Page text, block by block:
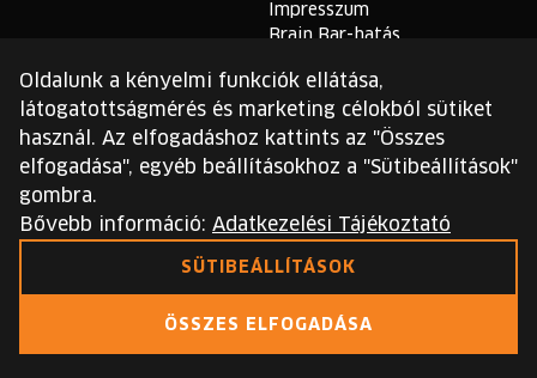
Impresszum
Brain Bar-hatás
TLDR
Általános Szerződési
Feltételek
Sütikezelési Szabályzat
Adatvédelmi Szabályzat
Ezt a webhelyet a reCAPTCHA védi, és a Google
Oldalunk a kényelmi funkciók ellátása,
látogatottságmérés és marketing célokból sütiket
használ. Az elfogadáshoz kattints az "Összes
elfogadása", egyéb beállításokhoz a "Sütibeállítások"
gombra.
Bővebb információ: Adatkezelési Tájékoztató
SÜTIBEÁLLÍTÁSOK
ÖSSZES ELFOGADÁSA